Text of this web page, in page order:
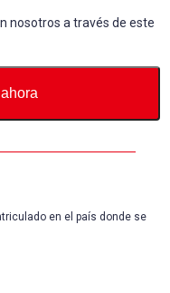
nosotros a través de este
en el país donde se